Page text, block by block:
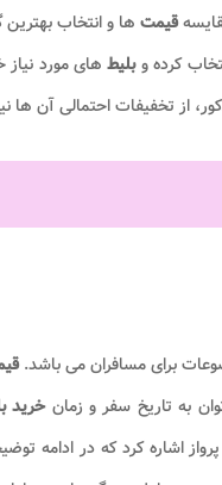
قیمت ها و انتخاب
کرده وبلیط های مورد نیاز
از تخفیفات احتمالی آن ها
برای مسافران می باشد.
به تاریخ سفر و زمانخرید
اشاره کرد که در ادامه